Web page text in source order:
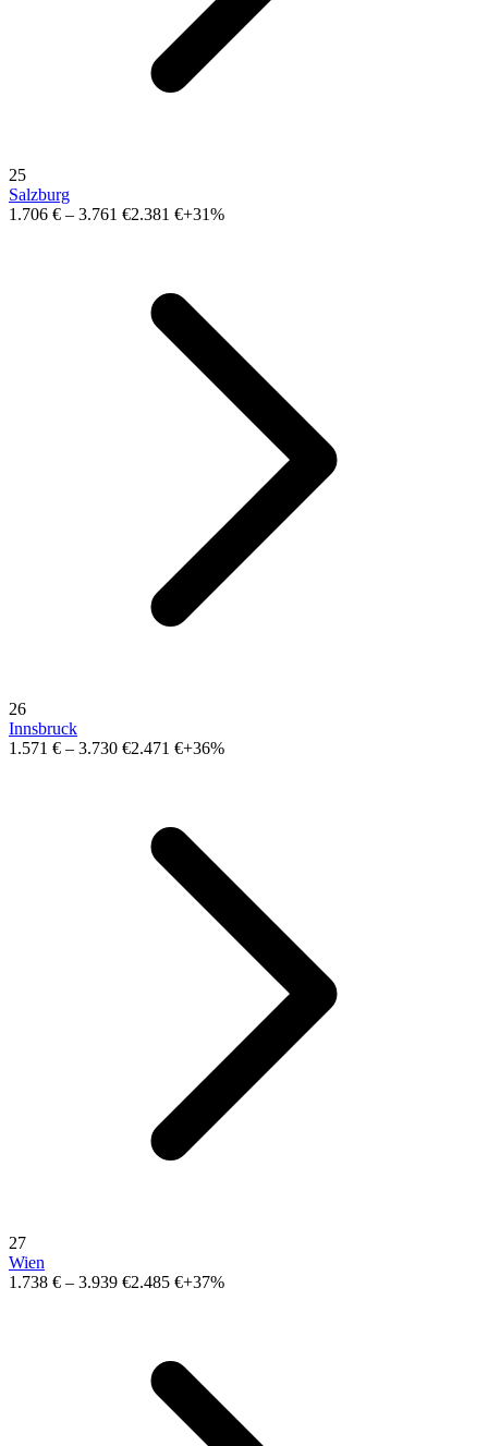
25
Salzburg
1.706 € – 3.761 €2.381 €+31%
26
Innsbruck
1.571 € – 3.730 €2.471 €+36%
27
Wien
1.738 € – 3.939 €2.485 €+37%